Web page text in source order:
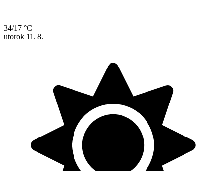
34/17 °C
utorok 11. 8.